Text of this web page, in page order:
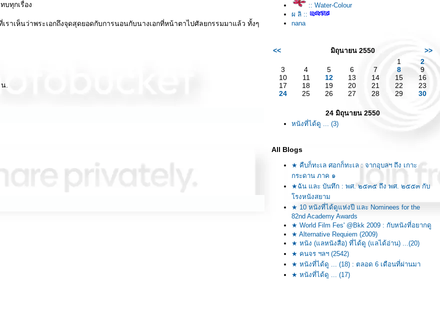
บทุกเรื่อง
าเห็นว่าพระเอกถึงจุดสุดยอดกับการนอนกับนางเอกที่หน้าตาไปศัลยกรรมมาแล้ว ทั้งๆ
.
:: Water-Colour
ผ ลิ ::
nana
<< มิถุนายน 2550
>>
1
2
3
4 5 6 7 8
9
10
11 12 13 14 15
16
17
18 19 20 21 22
23
24
25 26 27 28 29 30
24 มิถุนายน 2550
หนังที่ได้ดู ... (3)
All Blogs
★ คืบก็ทะเล ศอกก็ทะเล : จากอุบลฯ ถึง เกาะ
กระดาน ภาค ๑
★ฉัน และ บันทึก : พศ. ๒๕๓๕ ถึง พศ. ๒๕๕๓ กับ
รงหนังสยาม
★ 10 หนังที่ได้ดูแห่งปี และ Nominees for the
82nd Academy Awards
★ World Film Fes' @Bkk 2009 : กับหนังที่อยากดู
★ Alternative Requiem (2009)
★ หนัง (แลหนังสือ) ที่ได้ดู (แลได้อ่าน) ...(20)
★ คนจร ฯลฯ (2542)
★ หนังที่ได้ดู ... (18) : ตลอด 6 เดือนที่ผ่านมา
★ หนังที่ได้ดู ... (17)